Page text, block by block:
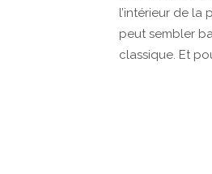
l’intérieur de la
peut sembler
classique. Et